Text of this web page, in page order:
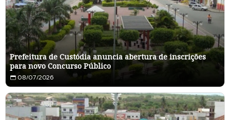
Prefeitura de Custódia anuncia abertura de inscrições
para novo Concurso Público
08/07/2026